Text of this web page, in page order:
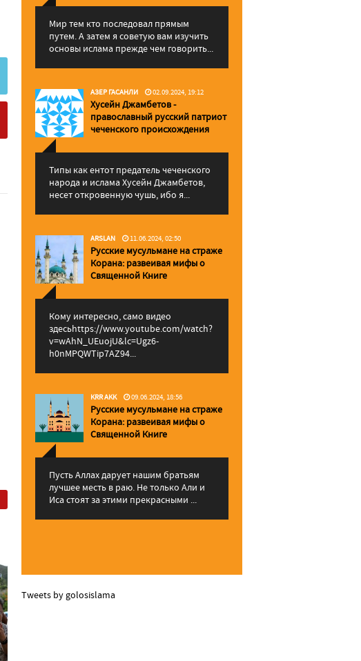
Мир тем кто последовал прямым
путем. А затем я советую вам изучить
основы ислама прежде чем говорить...
АЗЕР ГАСАНЛИ 02.09.2024, 19:12
Хусейн Джамбетов -
православный русский патриот
чеченского происхождения
Типы как ентот предатель чеченского
народа и ислама Хусейн Джамбетов,
несет откровенную чушь, ибо я...
ARSLAN 11.06.2024, 02:50
Русские мусульмане на страже
Корана: pазвеивая мифы о
Священной Книге
Кому интересно, само видео
здесьhttps://www.youtube.com/watch?
v=wAhN_UEuojU&lc=Ugz6-
h0nMPQWTip7AZ94...
KRR AKK 09.06.2024, 18:56
Русские мусульмане на страже
Корана: pазвеивая мифы о
Священной Книге
Пусть Аллах дарует нашим братьям
лучшее месть в раю. Не только Али и
Иса стоят за этими прекрасными ...
Tweets by golosislama